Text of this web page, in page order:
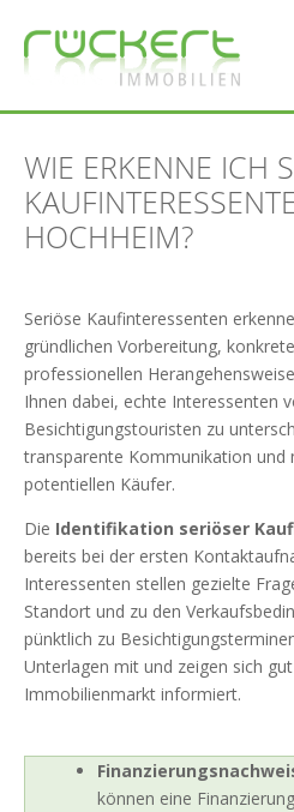
WIE ERKENNE ICH
HOCHHEIM?
Seriöse Kaufinteressenten
gründlichen Vorbereitung,
professionellen
Ihnen dabei, echte Interessenten
Besichtigungstouristen zu
transparente Kommunikation und
potentiellen Käufer.
Die Identifikation seriöser
bereits bei der ersten
Interessenten stellen gezielte
Standort und zu den
pünktlich zu
Unterlagen mit und zeigen sich
Immobilienmarkt informiert.
können eine